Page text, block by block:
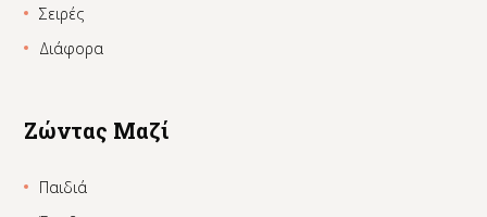
Σειρές
Διάφορα
Ζώντας Μαζί
Παιδιά